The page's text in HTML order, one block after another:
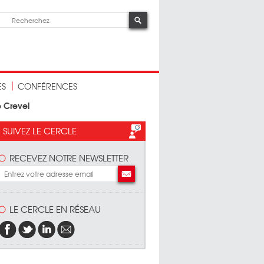
CONFÉRENCES
Crevel
SUIVEZ LE CERCLE
RECEVEZ NOTRE NEWSLETTER
LE CERCLE EN RÉSEAU